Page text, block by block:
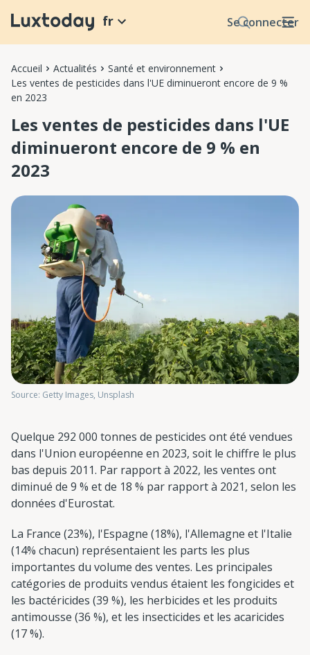
Se connecter
fr
Accueil Actualités
Santé et environnement
Les ventes de pesticides dans l'UE diminueront encore de 9 %
en 2023
Les ventes de pesticides dans l'UE
diminueront encore de 9 % en
2023
Source: Getty Images, Unsplash
Quelque 292 000 tonnes de pesticides ont été vendues
dans l'Union européenne en 2023, soit le chiffre le plus
bas depuis 2011. Par rapport à 2022, les ventes ont
diminué de 9 % et de 18 % par rapport à 2021, selon les
données d'Eurostat.
La France (23%), l'Espagne (18%), l'Allemagne et l'Italie
(14% chacun) représentaient les parts les plus
importantes du volume des ventes. Les principales
catégories de produits vendus étaient les fongicides et
les bactéricides (39 %), les herbicides et les produits
antimousse (36 %), et les insecticides et les acaricides
(17 %).